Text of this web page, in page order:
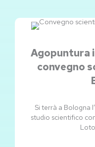
Agopuntura
convegno
Si terrà a Bologna
studio scientifico